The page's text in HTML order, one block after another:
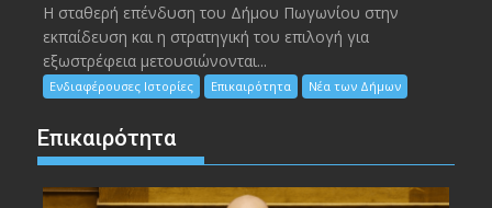
Η σταθερή επένδυση του Δήμου Πωγωνίου στην
εκπαίδευση και η στρατηγική του επιλογή για
εξωστρέφεια μετουσιώνονται...
Ενδιαφέρουσες Ιστορίες Επικαιρότητα Νέα των Δήμων
Επικαιρότητα